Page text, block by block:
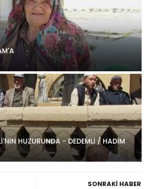
HUZURUNDA - DEDEMLİ / HADİM
SONRAKI HABER